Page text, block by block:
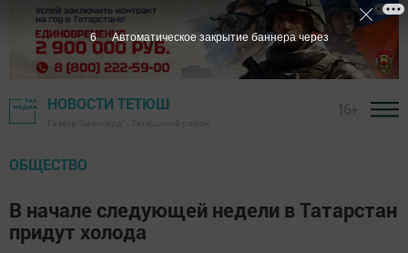
НОВОСТИ ТЕТЮШ
ОБЩЕСТВО
В начале следующей недели в Татарстан
придут холода
5 Автоматическое закрытие баннера через